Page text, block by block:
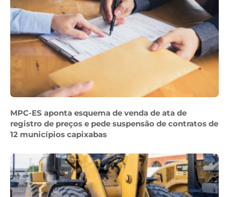
MPC-ES aponta esquema de venda de ata de
registro de preços e pede suspensão de contratos de
12 municípios capixabas